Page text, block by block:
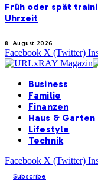
Früh oder spät
Uhrzeit
8. August 2026
Facebook X (Twitter)
Business
Familie
Finanzen
Haus & Garten
Lifestyle
Technik
Facebook X (Twitter)
Subscribe